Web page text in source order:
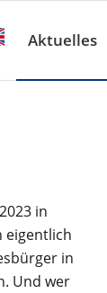
Aktuelles
in
eigentlich
in
Und wer